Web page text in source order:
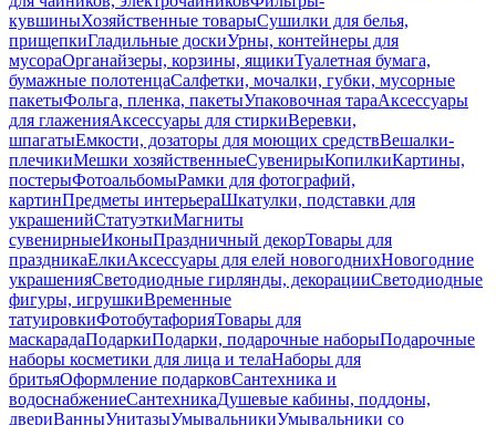
кувшиныХозяйственные товарыСушилки для белья,
прищепкиГладильные доскиУрны, контейнеры для
мусораОрганайзеры, корзины, ящикиТуалетная бумага,
бумажные полотенцаСалфетки, мочалки, губки, мусорные
пакетыФольга, пленка, пакетыУпаковочная тараАксессуары
для глаженияАксессуары для стиркиВеревки,
шпагатыЕмкости, дозаторы для моющих средствВешалки-
плечикиМешки хозяйственныеСувенирыКопилкиКартины,
постерыФотоальбомыРамки для фотографий,
картинПредметы интерьераШкатулки, подставки для
украшенийСтатуэткиМагниты
сувенирныеИконыПраздничный декорТовары для
праздникаЕлкиАксессуары для елей новогоднихНовогодние
украшенияСветодиодные гирлянды, декорацииСветодиодные
фигуры, игрушкиВременные
татуировкиФотобутафорияТовары для
маскарадаПодаркиПодарки, подарочные наборыПодарочные
наборы косметики для лица и телаНаборы для
бритьяОформление подарковСантехника и
водоснабжениеСантехникаДушевые кабины, поддоны,
двериВанныУнитазыУмывальникиУмывальники со